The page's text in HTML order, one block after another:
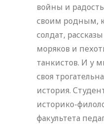
войны и
своим родным,
солдат,
моряков и
танкистов. И у
своя
история.
историко-
факультета